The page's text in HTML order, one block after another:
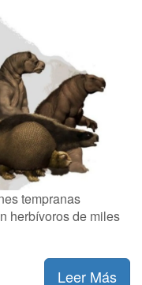
tempranas
herbívoros de miles
Leer Más